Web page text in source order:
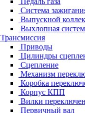
Система
Выпускной
Выхлопная
Трансмиссия
Приводы
Цилиндры
Сцепление
Механизм
Коробка
Корпус КПП
Вилки
Первичный вал